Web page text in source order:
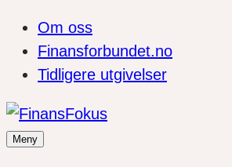
Om oss
Finansforbundet.no
Tidligere utgivelser
Meny